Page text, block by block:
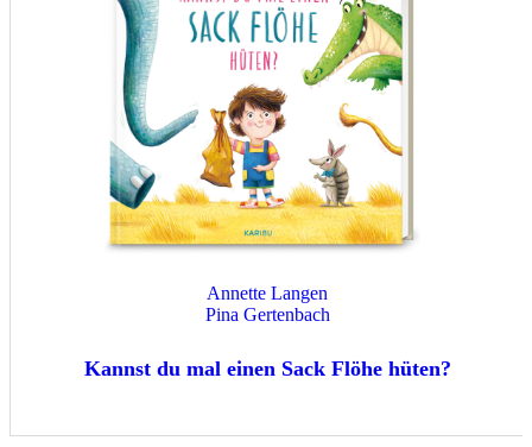
Annette Langen
Pina Gertenbach
Kannst du mal einen Sack Flöhe hüten?